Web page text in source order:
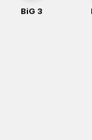
BiG 3